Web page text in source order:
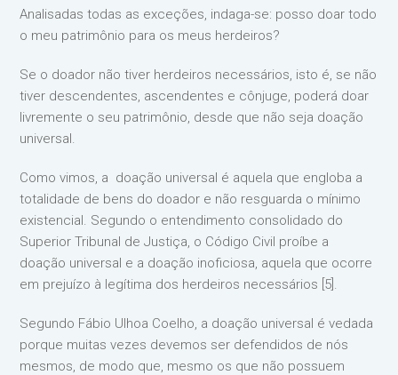
Analisadas todas as exceções, indaga-se: posso doar todo
o meu patrimônio para os meus herdeiros?
Se o doador não tiver herdeiros necessários, isto é, se não
tiver descendentes, ascendentes e cônjuge, poderá doar
livremente o seu patrimônio, desde que não seja doação
universal.
Como vimos, a doação universal é aquela que engloba a
totalidade de bens do doador e não resguarda o mínimo
existencial. Segundo o entendimento consolidado do
Superior Tribunal de Justiça, o Código Civil proíbe a
doação universal e a doação inoficiosa, aquela que ocorre
em prejuízo à legítima dos herdeiros necessários [5].
Segundo Fábio Ulhoa Coelho, a doação universal é vedada
porque muitas vezes devemos ser defendidos de nós
mesmos, de modo que, mesmo os que não possuem